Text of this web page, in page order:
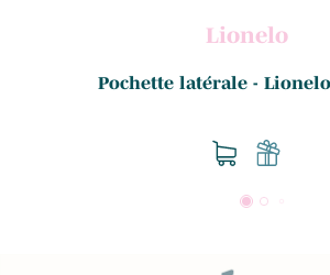
Lionelo
Pochette latérale -